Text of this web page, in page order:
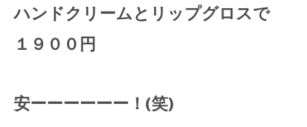
ハンドクリームとリップグロスで
１９００円
安ーーーーーー！(笑)